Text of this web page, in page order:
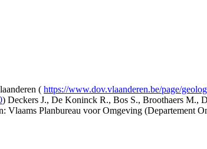
( https://www.dov.vlaanderen.be/page/
) Deckers J., De Koninck R., Bos S., Broothaers M.,
Vlaams Planbureau voor Omgeving (Departement